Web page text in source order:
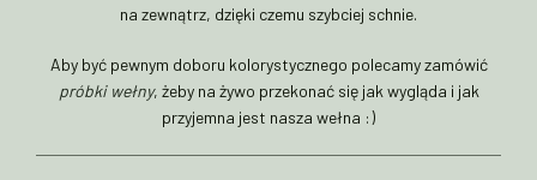
na zewnątrz, dzięki czemu szybciej schnie.
Aby być pewnym doboru kolorystycznego polecamy zamówić
próbki wełny, żeby na żywo przekonać się jak wygląda i jak
przyjemna jest nasza wełna :)